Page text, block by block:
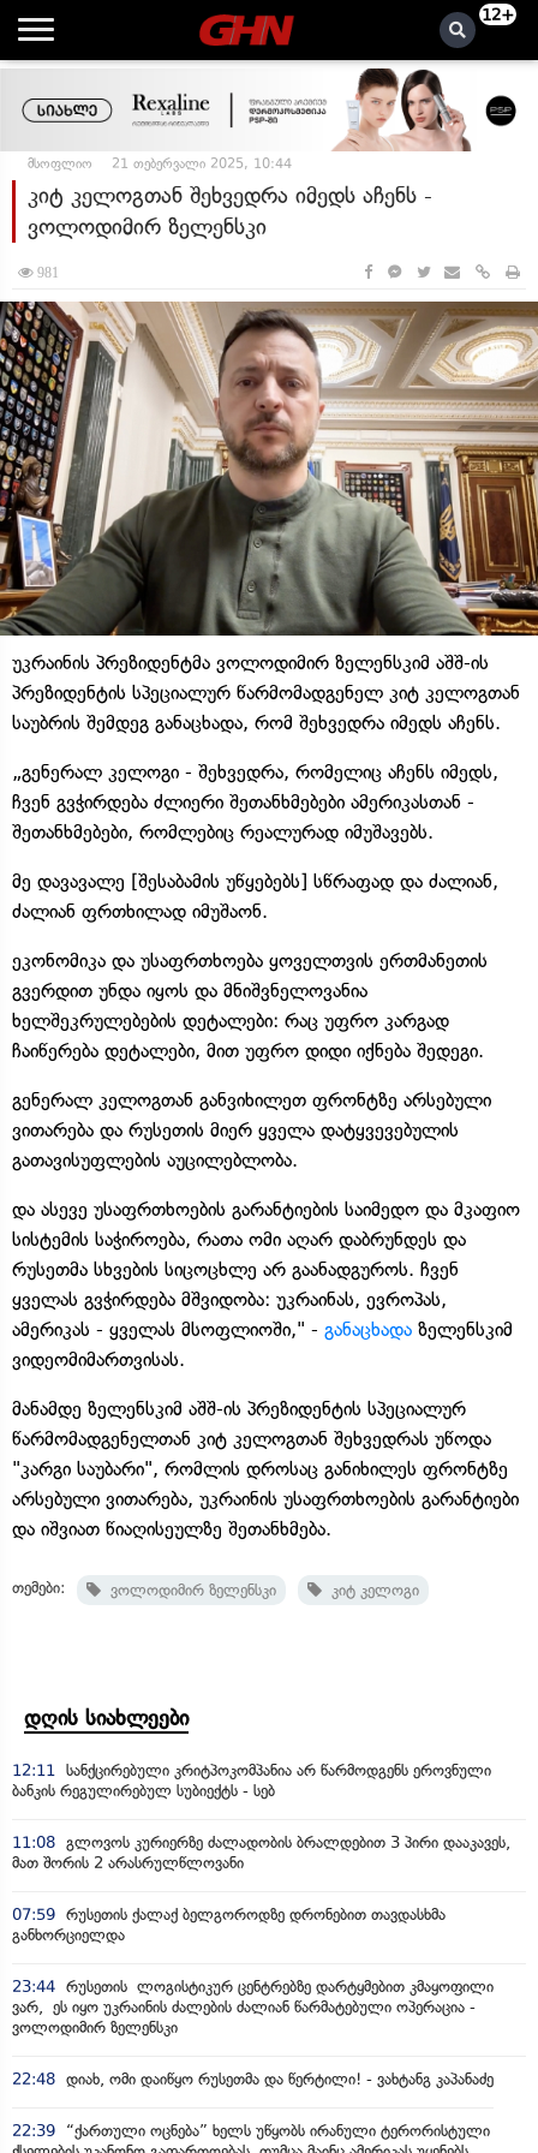
12+
მსოფლიო 21 თებერვალი 2025, 10:44
კიტ კელოგთან შეხვედრა იმედს აჩენს -
ვოლოდიმირ ზელენსკი
981
უკრაინის პრეზიდენტმა ვოლოდიმირ ზელენსკიმ აშშ-ის
პრეზიდენტის სპეციალურ წარმომადგენელ კიტ კელოგთან
საუბრის შემდეგ განაცხადა, რომ შეხვედრა იმედს აჩენს.
„გენერალ კელოგი - შეხვედრა, რომელიც აჩენს იმედს,
ჩვენ გვჭირდება ძლიერი შეთანხმებები ამერიკასთან -
შეთანხმებები, რომლებიც რეალურად იმუშავებს.
მე დავავალე [შესაბამის უწყებებს] სწრაფად და ძალიან,
ძალიან ფრთხილად იმუშაონ.
ეკონომიკა და უსაფრთხოება ყოველთვის ერთმანეთის
გვერდით უნდა იყოს და მნიშვნელოვანია
ხელშეკრულებების დეტალები: რაც უფრო კარგად
ჩაიწერება დეტალები, მით უფრო დიდი იქნება შედეგი.
გენერალ კელოგთან განვიხილეთ ფრონტზე არსებული
ვითარება და რუსეთის მიერ ყველა დატყვევებულის
გათავისუფლების აუცილებლობა.
და ასევე უსაფრთხოების გარანტიების საიმედო და მკაფიო
სისტემის საჭიროება, რათა ომი აღარ დაბრუნდეს და
რუსეთმა სხვების სიცოცხლე არ გაანადგუროს. ჩვენ
ყველას გვჭირდება მშვიდობა: უკრაინას, ევროპას,
ამერიკას - ყველას მსოფლიოში," - განაცხადა ზელენსკიმ
ვიდეომიმართვისას.
მანამდე ზელენსკიმ აშშ-ის პრეზიდენტის სპეციალურ
წარმომადგენელთან კიტ კელოგთან შეხვედრას უწოდა
"კარგი საუბარი", რომლის დროსაც განიხილეს ფრონტზე
არსებული ვითარება, უკრაინის უსაფრთხოების გარანტიები
და იშვიათ წიაღისეულზე შეთანხმება.
თემები: ვოლოდიმირ ზელენსკი კიტ კელოგი
დღის სიახლეები
12:11
სანქცირებული კრიტპოკომპანია არ წარმოდგენს ეროვნული
ბანკის რეგულირებულ სუბიექტს - სებ
11:08 გლოვოს კურიერზე ძალადობის ბრალდებით 3 პირი დააკავეს,
მათ შორის 2 არასრულწლოვანი
07:59 რუსეთის ქალაქ ბელგოროდზე დრონებით თავდასხმა
განხორციელდა
23:44 რუსეთის ლოგისტიკურ ცენტრებზე დარტყმებით კმაყოფილი
ვარ, ეს იყო უკრაინის ძალების ძალიან წარმატებული ოპერაცია -
ვოლოდიმირ ზელენსკი
22:48 დიახ, ომი დაიწყო რუსეთმა და წერტილი! - ვახტანგ კაპანაძე
22:39
“ქართული ოცნება” ხელს უწყობს ირანული ტერორისტული